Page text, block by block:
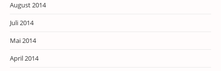
August 2014
Juli 2014
Mai 2014
April 2014